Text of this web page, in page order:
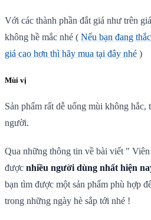
Với các thành phần đắt giá như trên
không hề mắc nhé ( Nếu bạn đang
giá cao hơn thì hãy mua tại đây nhé )
Mùi vị
Sản phẩm rất dễ uống mùi không hắc,
người.
Qua những thông tin về bài viết "
được nhiều người dùng nhất hiện
bạn tìm được một sản phẩm phù hợp
trong những ngày hè sắp tới nhé !